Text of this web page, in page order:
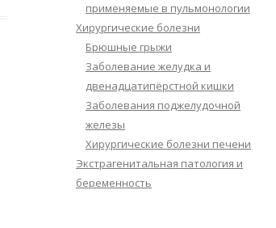
применяемые в пульмонологии
Хирургические болезни
Брюшные грыжи
Заболевание желудка и
двенадцатипёрстной кишки
Заболевания поджелудочной
железы
Хирургические болезни печени
Экстрагенитальная патология и
беременность